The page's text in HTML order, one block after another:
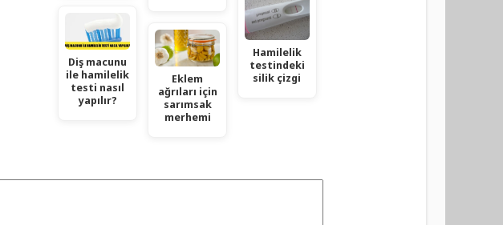
Diş macunu
ile hamilelik
testi nasıl
yapılır?
Eklem
ağrıları için
sarımsak
merhemi
Hamilelik
testindeki
silik çizgi